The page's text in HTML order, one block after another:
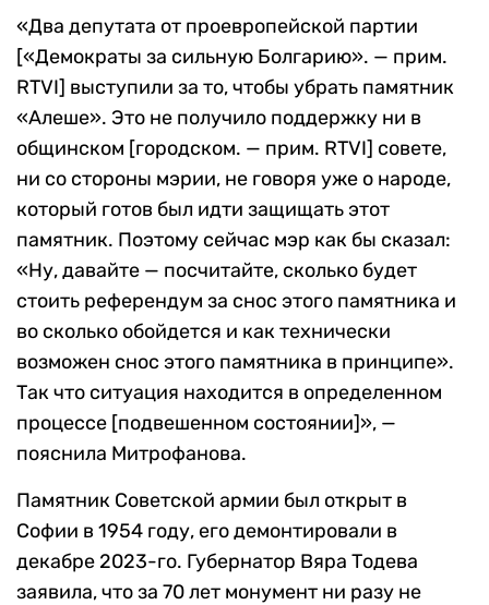
«Два депутата от проевропейской партии
[«Демократы за сильную Болгарию». — прим.
RTVI] выступили за то, чтобы убрать памятник
«Алеше». Это не получило поддержку ни в
общинском [городском. — прим. RTVI] совете,
ни со стороны мэрии, не говоря уже о народе,
который готов был идти защищать этот
памятник. Поэтому сейчас мэр как бы сказал:
«Ну, давайте — посчитайте, сколько будет
стоить референдум за снос этого памятника и
во сколько обойдется и как технически
возможен снос этого памятника в принципе».
Так что ситуация находится в определенном
процессе [подвешенном состоянии]», —
пояснила Митрофанова.
Памятник Советской армии был открыт в
Софии в 1954 году, его демонтировали в
декабре 2023-го. Губернатор Вяра Тодева
заявила, что за 70 лет монумент ни разу не